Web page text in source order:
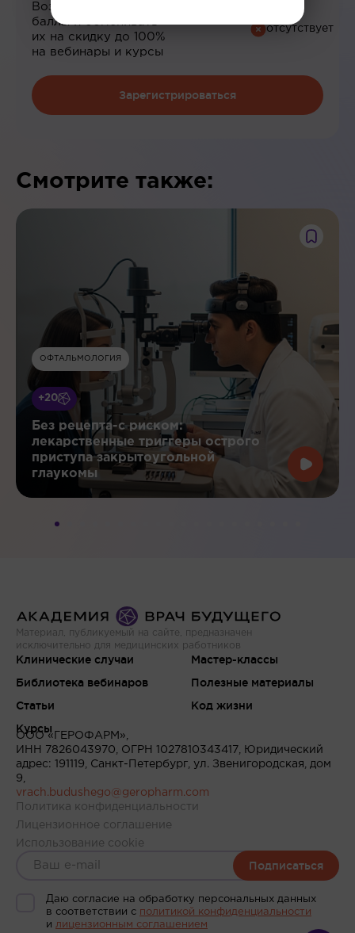
Возможность зарабатывать
баллы и обменивать
их на скидку до 100%
на вебинары и курсы
Зарегистрироваться
Смотрите также:
ОФТАЛЬМОЛОГИЯ
+20
Без рецепта-с риском:
лекарственные триггеры острого
приступа закрытоугольной
глаукомы
Материал, публикуемый на сайте, предназначен
исключительно для медицинских работников
Клинические случаи
Библиотека вебинаров
Статьи
Курсы
Мастер-классы
Полезные материалы
Код жизни
ООО «ГЕРОФАРМ»,
ИНН 7826043970, ОГРН 1027810343417, Юридический
адрес: 191119, Санкт-Петербург, ул. Звенигородская, дом
9,
vrach.budushego@geropharm.com
Политика конфиденциальности
Лицензионное соглашение
Использование cookie
Подписаться
Даю согласие на обработку персональных данных
в соответствии c политикой конфиденциальности
и лицензионным соглашением